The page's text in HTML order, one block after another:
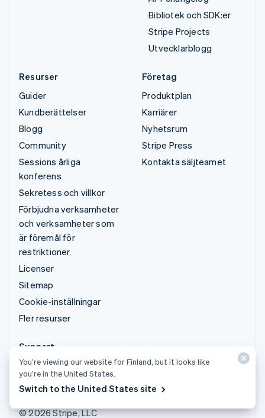
Bibliotek och SDK:er
Stripe Projects
Utvecklarblogg
Resurser
Guider
Kundberättelser
Blogg
Community
Sessions årliga
konferens
Sekretess och villkor
Förbjudna verksamheter
och verksamheter som
är föremål för
restriktioner
Licenser
Sitemap
Cookie-inställningar
Fler resurser
Företag
Produktplan
Karriärer
Nyhetsrum
Stripe Press
Kontakta säljteamet
Support
Kontakta supporten
Hanterade supportplaner
© 2026 Stripe, LLC
You’re viewing our website for Finland, but it looks like
you’re in the United States.
Switch to the United States site